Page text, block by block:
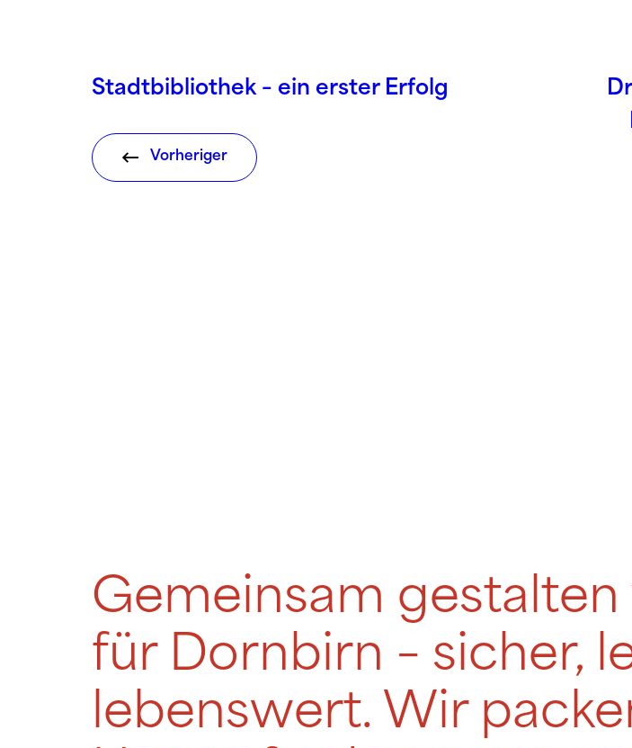
Stadtbibliothek – ein erster Erfolg
Vorheriger
Gemeinsam
für Dornbirn – sicher,
lebenswert. Wir